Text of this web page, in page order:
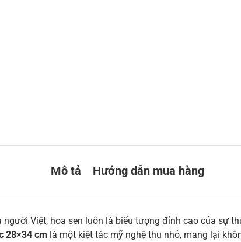
Mô tả Hướng dẫn mua hàng
Việt, hoa sen luôn là biểu tượng đỉnh cao của sự
28×34 cm là một kiệt tác mỹ nghệ thu nhỏ, mang lại